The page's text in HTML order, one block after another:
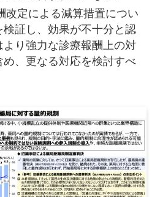
改定による減算措置につい
検証し、効果が不十分と認
り強力な診療報酬上の対
め、更なる対応を検討すべ